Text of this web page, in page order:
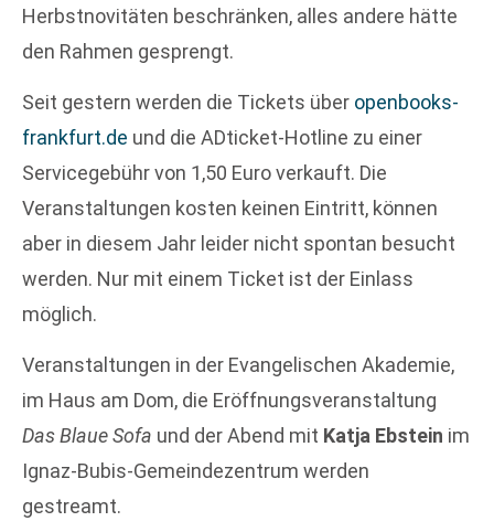
Herbstnovitäten beschränken, alles andere hätte
den Rahmen gesprengt.
Seit gestern werden die Tickets über openbooks-
frankfurt.de und die ADticket-Hotline zu einer
Servicegebühr von 1,50 Euro verkauft. Die
Veranstaltungen kosten keinen Eintritt, können
aber in diesem Jahr leider nicht spontan besucht
werden. Nur mit einem Ticket ist der Einlass
möglich.
Veranstaltungen in der Evangelischen Akademie,
im Haus am Dom, die Eröffnungsveranstaltung
Das Blaue Sofa und der Abend mit Katja Ebstein im
Ignaz-Bubis-Gemeindezentrum werden
gestreamt.